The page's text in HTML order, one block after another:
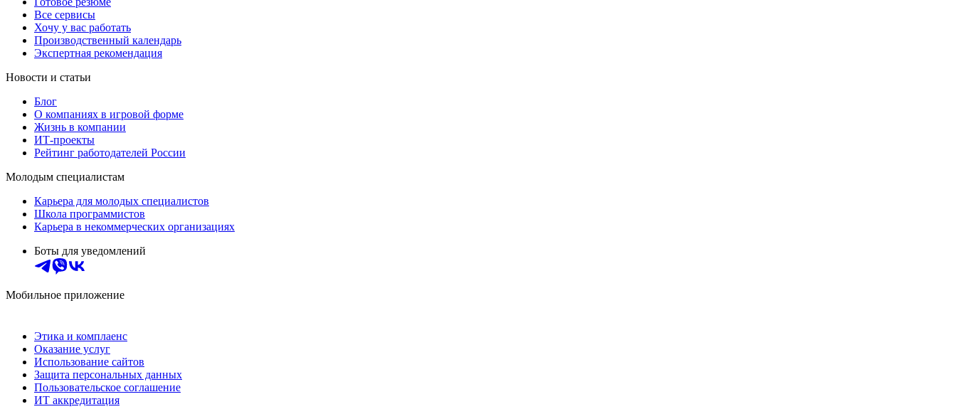
Все сервисы
Хочу у вас работать
Производственный календарь
Экспертная рекомендация
Новости и статьи
Блог
О компаниях в игровой форме
Жизнь в компании
ИТ-проекты
Рейтинг работодателей России
Молодым специалистам
Карьера для молодых специалистов
Школа программистов
Карьера в некоммерческих организациях
Боты для уведомлений
Мобильное приложение
Этика и комплаенс
Оказание услуг
Использование сайтов
Защита персональных данных
Пользовательское соглашение
ИТ аккредитация